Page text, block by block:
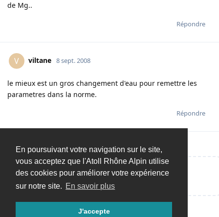
En poursuivant votre navigation sur le site,
vous acceptez que l'Atoll Rhône Alpin utilise
des cookies pour améliorer votre expérience
sur notre site. En savoir plus
J'accepte
de Mg..
Répondre
V viltane 8 sept. 2008
le mieux est un gros changement d'eau pour remettre les
parametres dans la norme.
Répondre
Répondre…